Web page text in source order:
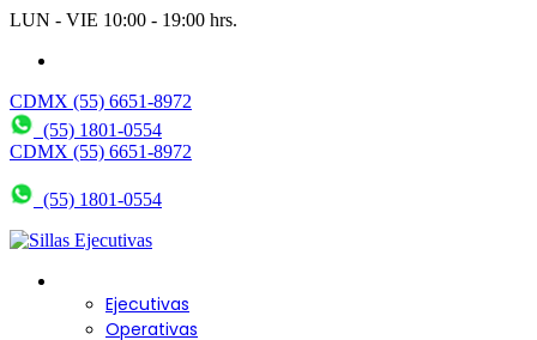
LUN - VIE 10:00 - 19:00 hrs.
CDMX (55) 6651-8972
(55) 1801-0554
CDMX (55) 6651-8972
(55) 1801-0554
Ejecutivas
Operativas